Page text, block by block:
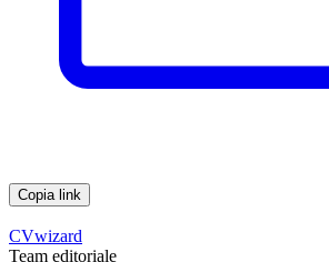
Copia link
CVwizard
Team editoriale